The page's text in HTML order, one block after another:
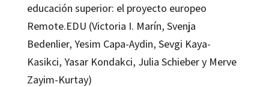
educación superior: el proyecto europeo
Remote.EDU (Victoria I. Marín, Svenja
Bedenlier, Yesim Capa-Aydin, Sevgi Kaya-
Kasikci, Yasar Kondakci, Julia Schieber y Merve
Zayim-Kurtay)